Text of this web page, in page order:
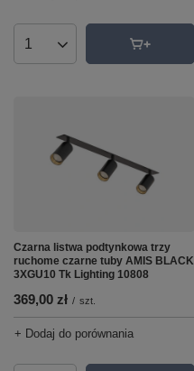
Ilość produktów
Czarna listwa podtynkowa trzy
ruchome czarne tuby AMIS BLACK
3XGU10 Tk Lighting 10808
369,00 zł / szt.
+ Dodaj do porównania